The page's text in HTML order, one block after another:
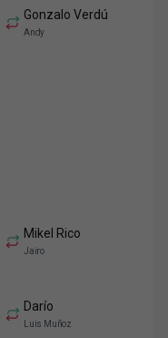
Gonzalo Verdú
Andy
Mikel Rico
Jairo
Darío
Luis Muñoz